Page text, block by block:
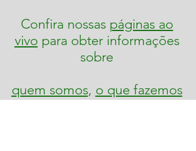
Confira nossas páginas ao
vivo para obter informações
sobre
quem somos, o que fazemos